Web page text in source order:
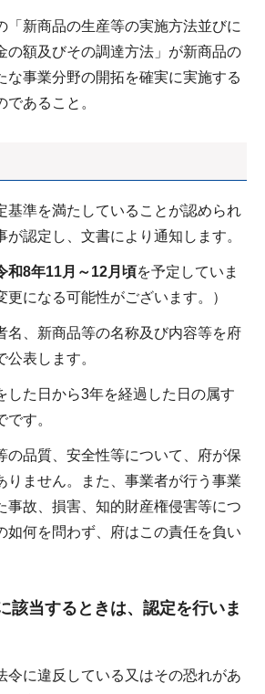
「新商品の生産等の実施方法並びに
の額及びその調達方法」が新商品の
な事業分野の開拓を確実に実施する
あること。
基準を満たしていることが認められ
が認定し、文書により通知します。
和8年11月～12月頃を予定していま
になる可能性がございます。）
名、新商品等の名称及び内容等を府
表します。
した日から3年を経過した日の属す
す。
の品質、安全性等について、府が保
りません。また、事業者が行う事業
事故、損害、知的財産権侵害等につ
如何を問わず、府はこの責任を負い
該当するときは、認定を行いま
令に違反している又はその恐れがあ